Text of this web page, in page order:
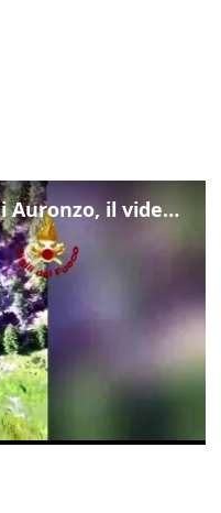
Frana lambisce le case di Auronzo, il video dall'elicottero dei vigili del fuoco